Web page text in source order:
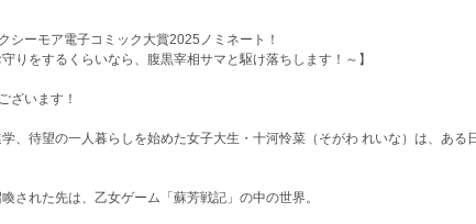
シーモア電子コミック大賞2025ノミネート！
りをするくらいなら、腹黒宰相サマと駆け落ちします！～】
ざいます！
、待望の一人暮らしを始めた女子大生・十河怜菜（そがわ れいな）は、ある
された先は、乙女ゲーム「蘇芳戦記」の中の世界。